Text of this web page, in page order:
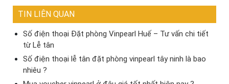
TIN LIÊN QUAN
Số điện thoại Đặt phòng Vinpearl Huế – Tư vấn chi tiết
từ Lễ tân
Số điện thoại lễ tân đặt phòng vinpearl tây ninh là bao
nhiêu ?